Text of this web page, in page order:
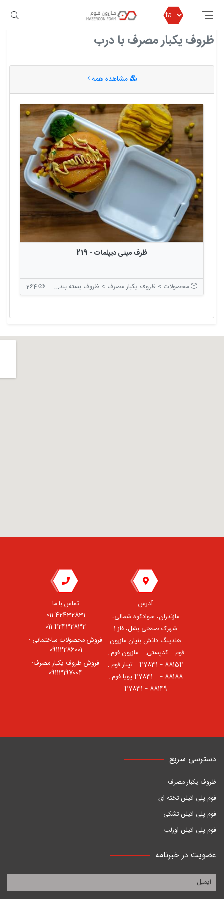
مازرون فوم ظروف یکبار مصرف با درب
ظروف یکبار مصرف با درب
مشاهده همه
ظرف مینی دیپلمات - 219
محصولات > ظروف یکبار مصرف > ظروف بسته بندی درب دار
آدرس
مازندران، سوادکوه شمالی،
شهرک صنعتی بشل، فاز 1
هلدینگ دانش بنیان مازرون
فوم ⠀کدپستی: ⠀مازرون فوم :
88154 – 47831 ⠀تینار فوم :
88188 – 47831⠀ پویا فوم :
88149 – 47831
تماس با ما
42432831 011
42432832 011
فروش محصولات ساختمانی :
09112286001
فروش ظروف یکبار مصرف:
09113197004
دسترسی سریع
ظروف یکبار مصرف
فوم پلی اتیلن تخته ای
فوم پلی اتیلن تشکی
فوم پلی اتیلن اورلب
عضویت در خبرنامه